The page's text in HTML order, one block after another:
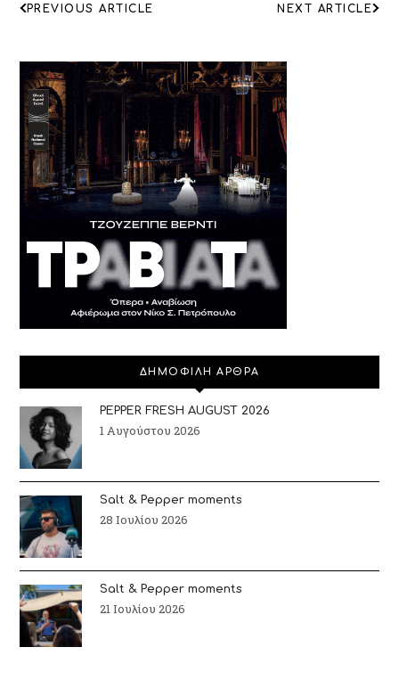
ΠΛΟΗΓΗΣΗ
NEXT ARTICLE
PREVIOUS ARTICLE
ΔΗΜΟΦΙΛΗ ΑΡΘΡΑ
PEPPER FRESH AUGUST 2026
1 Αυγούστου 2026
Salt & Pepper moments
28 Ιουλίου 2026
Salt & Pepper moments
21 Ιουλίου 2026